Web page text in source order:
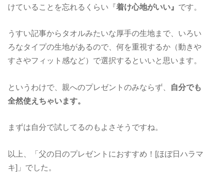
けていることを忘れるくらい『着け心地がいい』 です。
うすい記事からタオルみたいな厚手の生地まで、いろい
ろなタイプの生地があるので、何を重視するか（動きや
すさやフィット感など）で選択するといいと思います。
というわけで、親へのプレゼントのみならず、 自分でも
全然使えちゃいます。
まずは自分で試してるのもよさそうですね。
以上、「父の日のプレゼントにおすすめ！[ほぼ日ハラマ
キ]」でした。